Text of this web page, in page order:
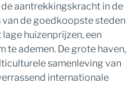
aantrekkingskracht in de
van de goedkoopste steden
huizenprijzen, een
te ademen. De grote haven,
samenleving van
internationale